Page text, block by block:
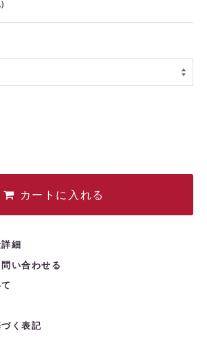
細
い合わせる
く表記
カートに入れる